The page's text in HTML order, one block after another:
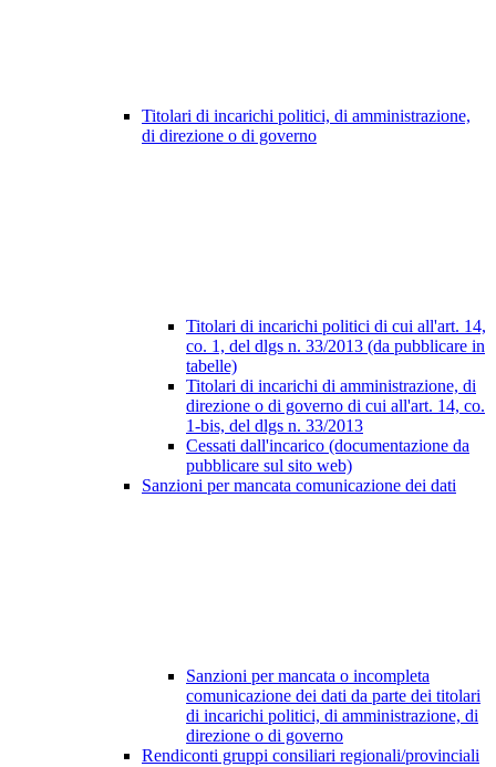
Titolari di incarichi politici, di amministrazione,
di direzione o di governo
Titolari di incarichi politici di cui all'art. 14,
co. 1, del dlgs n. 33/2013 (da pubblicare in
tabelle)
Titolari di incarichi di amministrazione, di
direzione o di governo di cui all'art. 14, co.
1-bis, del dlgs n. 33/2013
Cessati dall'incarico (documentazione da
pubblicare sul sito web)
Sanzioni per mancata comunicazione dei dati
Sanzioni per mancata o incompleta
comunicazione dei dati da parte dei titolari
di incarichi politici, di amministrazione, di
direzione o di governo
Rendiconti gruppi consiliari regionali/provinciali